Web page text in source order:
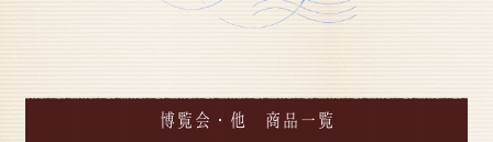
博覧会・他 商品一覧